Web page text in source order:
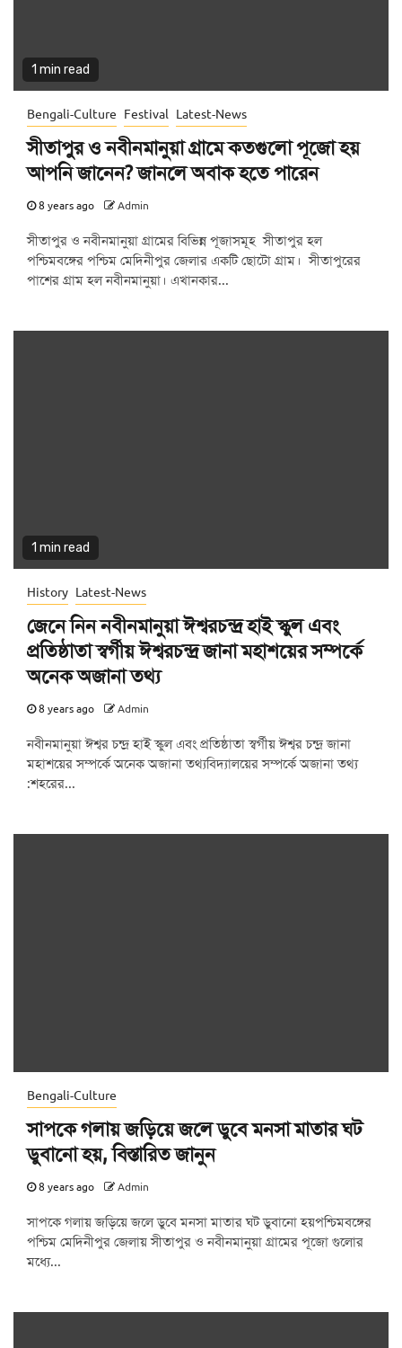
1 min read
Bengali-Culture Festival Latest-News
সীতাপুর ও নবীনমানুয়া গ্রামে কতগুলো পূজো হয়
আপনি জানেন? জানলে অবাক হতে পারেন
8 years ago Admin
সীতাপুর ও নবীনমানুয়া গ্রামের বিভিন্ন পূজাসমূহ সীতাপুর হল
পশ্চিমবঙ্গের পশ্চিম মেদিনীপুর জেলার একটি ছোটো গ্রাম। সীতাপুরের
পাশের গ্রাম হল নবীনমানুয়া। এখানকার...
1 min read
History Latest-News
জেনে নিন নবীনমানুয়া ঈশ্বরচন্দ্র হাই স্কুল এবং
প্রতিষ্ঠাতা স্বর্গীয় ঈশ্বরচন্দ্র জানা মহাশয়ের সম্পর্কে
অনেক অজানা তথ্য
8 years ago Admin
নবীনমানুয়া ঈশ্বর চন্দ্র হাই স্কুল এবং প্রতিষ্ঠাতা স্বর্গীয় ঈশ্বর চন্দ্র জানা
মহাশয়ের সম্পর্কে অনেক অজানা তথ্যবিদ্যালয়ের সম্পর্কে অজানা তথ্য
:শহরের...
Bengali-Culture
সাপকে গলায় জড়িয়ে জলে ডুবে মনসা মাতার ঘট
ডুবানো হয়, বিস্তারিত জানুন
8 years ago Admin
সাপকে গলায় জড়িয়ে জলে ডুবে মনসা মাতার ঘট ডুবানো হয়পশ্চিমবঙ্গের
পশ্চিম মেদিনীপুর জেলায় সীতাপুর ও নবীনমানুয়া গ্রামের পূজো গুলোর
মধ্যে...